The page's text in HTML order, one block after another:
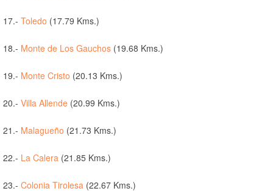
17.- Toledo (17.79 Kms.)
18.- Monte de Los Gauchos (19.68 Kms.)
19.- Monte Cristo (20.13 Kms.)
20.- Villa Allende (20.99 Kms.)
21.- Malagueño (21.73 Kms.)
22.- La Calera (21.85 Kms.)
23.- Colonia Tirolesa (22.67 Kms.)